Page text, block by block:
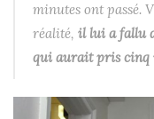
minutes ont passé.
réalité, il lui a fallu
qui aurait pris cinq